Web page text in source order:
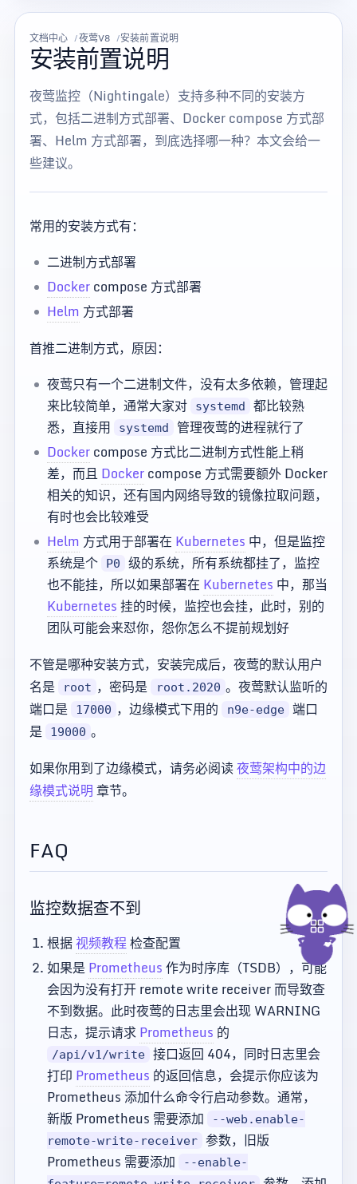
文档中心 夜莺V8 安装前置说明
安装前置说明
夜莺监控（Nightingale）支持多种不同的安装方
式，包括二进制方式部署、Docker compose 方式部
署、Helm 方式部署，到底选择哪一种？本文会给一
些建议。
常用的安装方式有：
二进制方式部署
Dockercompose 方式部署
Helm 方式部署
首推二进制方式，原因：
夜莺只有一个二进制文件，没有太多依赖，管理起
来比较简单，通常大家对
systemd
都比较熟
悉，直接用
systemd
管理夜莺的进程就行了
Dockercompose 方式比二进制方式性能上稍
差，而且Dockercompose 方式需要额外 Docker
相关的知识，还有国内网络导致的镜像拉取问题，
有时也会比较难受
Helm 方式用于部署在 Kubernetes 中，但是监控
系统是个
P0
级的系统，所有系统都挂了，监控
也不能挂，所以如果部署在 Kubernetes 中，那当
Kubernetes挂的时候，监控也会挂，此时，别的
团队可能会来怼你，怨你怎么不提前规划好
不管是哪种安装方式，安装完成后，夜莺的默认用户
名是
root ，密码是 root.2020 。夜莺默认监听的
端口是
17000 ，边缘模式下用的 n9e-edge
端口
是
19000 。
如果你用到了边缘模式，请务必阅读夜莺架构中的边
缘模式说明章节。
FAQ
监控数据查不到
根据视频教程检查配置
如果是Prometheus作为时序库（TSDB），可能
会因为没有打开 remote write receiver 而导致查
不到数据。此时夜莺的日志里会出现 WARNING
日志，提示请求Prometheus 的
/api/v1/write 接口返回 404，同时日志里会
打印 Prometheus 的返回信息，会提示你应该为
Prometheus 添加什么命令行启动参数。通常，
新版 Prometheus 需要添加
--web.enable-
remote-write-receiver 参数，旧版
Prometheus 需要添加
--enable-